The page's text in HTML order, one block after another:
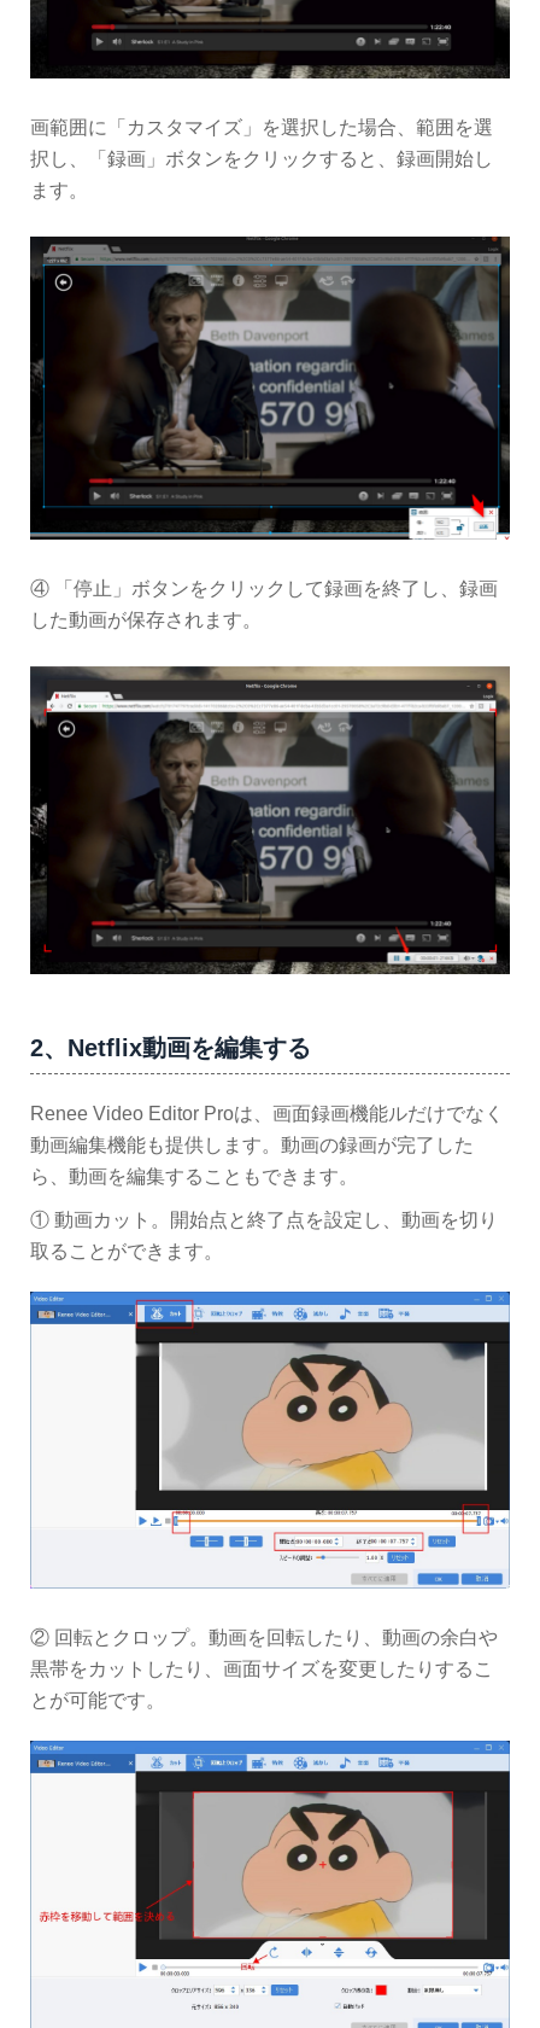
画範囲に「カスタマイズ」を選択した場合、範囲を選
択し、「録画」ボタンをクリックすると、録画開始し
ます。
④ 「停止」ボタンをクリックして録画を終了し、録画
した動画が保存されます。
2、Netflix動画を編集する
Renee Video Editor Proは、画面録画機能ルだけでなく
動画編集機能も提供します。動画の録画が完了した
ら、動画を編集することもできます。
① 動画カット。開始点と終了点を設定し、動画を切り
取ることができます。
② 回転とクロップ。動画を回転したり、動画の余白や
黒帯をカットしたり、画面サイズを変更したりするこ
とが可能です。